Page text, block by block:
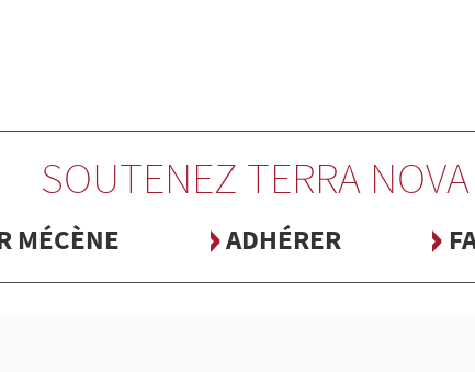
SOUTENEZ TERRA NOVA
MÉCÈNE ADHÉRER